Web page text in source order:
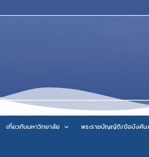
เกี่ยวกับมหาวิทยาลัย พระราชบัญญัติ/ข้อบังคับ/